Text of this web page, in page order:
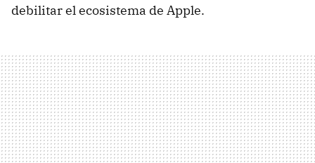
debilitar el ecosistema de Apple.